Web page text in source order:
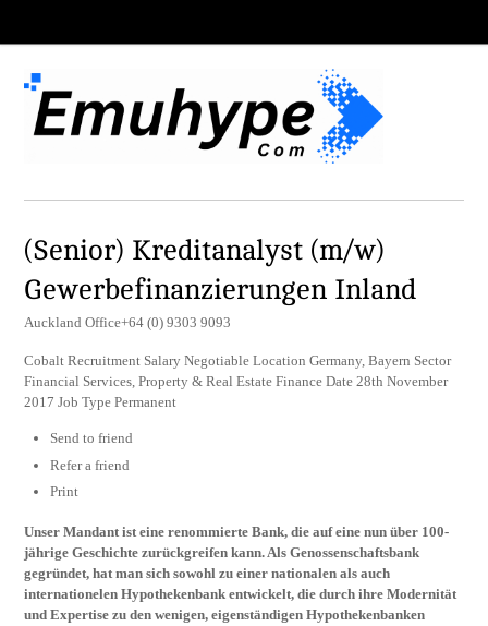
(Senior) Kreditanalyst (m/w)
Gewerbefinanzierungen Inland
Auckland Office+64 (0) 9303 9093
Cobalt Recruitment Salary Negotiable Location Germany, Bayern Sector
Financial Services, Property & Real Estate Finance Date 28th November
2017 Job Type Permanent
Send to friend
Refer a friend
Print
Unser Mandant ist eine renommierte Bank, die auf eine nun über 100-
jährige Geschichte zurückgreifen kann. Als Genossenschaftsbank
gegründet, hat man sich sowohl zu einer nationalen als auch
internationelen Hypothekenbank entwickelt, die durch ihre Modernität
und Expertise zu den wenigen, eigenständigen Hypothekenbanken